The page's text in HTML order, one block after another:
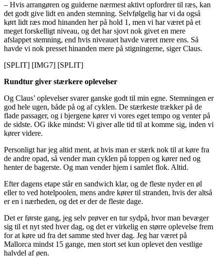
– Hvis arrangøren og guiderne nærmest aktivt opfordrer til ræs, kan
det godt give lidt en anden stemning. Selvfølgelig har vi da også
kørt lidt ræs mod hinanden her på hold 1, men vi har været på et
meget forskelligt niveau, og det har sjovt nok givet en mere
afslappet stemning, end hvis niveauet havde været mere ens. Så
havde vi nok presset hinanden mere på stigningerne, siger Claus.
[SPLIT] [IMG7] [SPLIT]
Rundtur giver stærkere oplevelser
Og Claus’ oplevelser svarer ganske godt til min egne. Stemningen er
god hele ugen, både på og af cyklen. De stærkeste trækker på de
flade passager, og i bjergene kører vi vores eget tempo og venter på
de sidste. OG ikke mindst: Vi giver alle tid til at komme sig, inden vi
kører videre.
Personligt har jeg altid ment, at hvis man er stærk nok til at køre fra
de andre opad, så vender man cyklen på toppen og kører ned og
henter de bagerste. Og man vender hjem i samlet flok. Altid.
Efter dagens etape står en sandwich klar, og de fleste nyder en øl
eller to ved hotelpoolen, mens andre kører til stranden, hvis der altså
er en i nærheden, og det er der de fleste dage.
Det er første gang, jeg selv prøver en tur sydpå, hvor man bevæger
sig til et nyt sted hver dag, og det er virkelig en større oplevelse frem
for at køre ud fra det samme sted hver dag. Jeg har været på
Mallorca mindst 15 gange, men stort set kun oplevet den vestlige
halvdel af øen.